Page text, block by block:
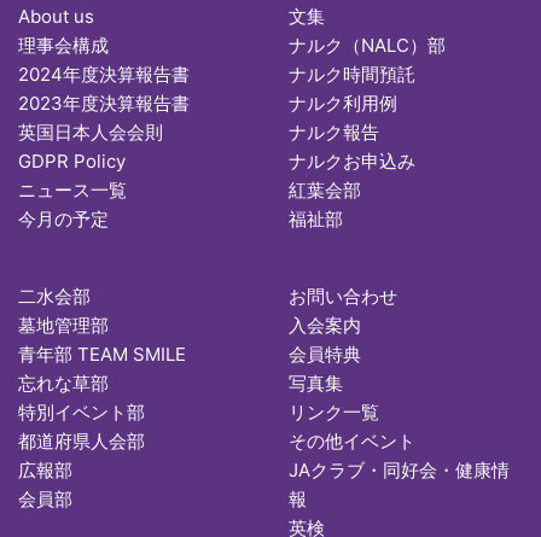
About us
理事会構成
2024年度決算報告書
2023年度決算報告書
英国日本人会会則
GDPR Policy
ニュース一覧
今月の予定
文集
ナルク（NALC）部
ナルク時間預託
ナルク利用例
ナルク報告
ナルクお申込み
紅葉会部
福祉部
二水会部
墓地管理部
青年部 TEAM SMILE
忘れな草部
特別イベント部
都道府県人会部
広報部
会員部
お問い合わせ
入会案内
会員特典
写真集
リンク一覧
その他イベント
JAクラブ・同好会・健康情
報
英検